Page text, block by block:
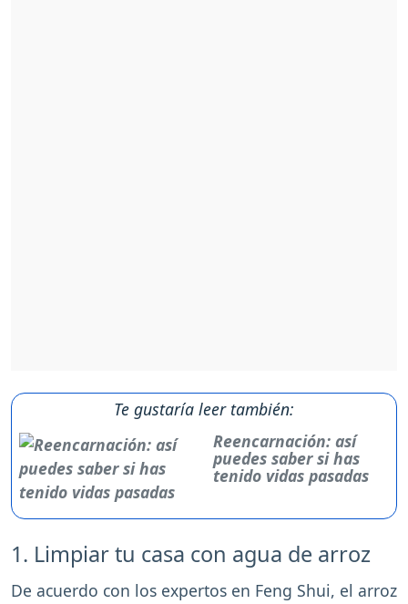
Te gustaría leer también:
Reencarnación: así
puedes saber si has
tenido vidas pasadas
1. Limpiar tu casa con agua de arroz
De acuerdo con los expertos en Feng Shui, el arroz